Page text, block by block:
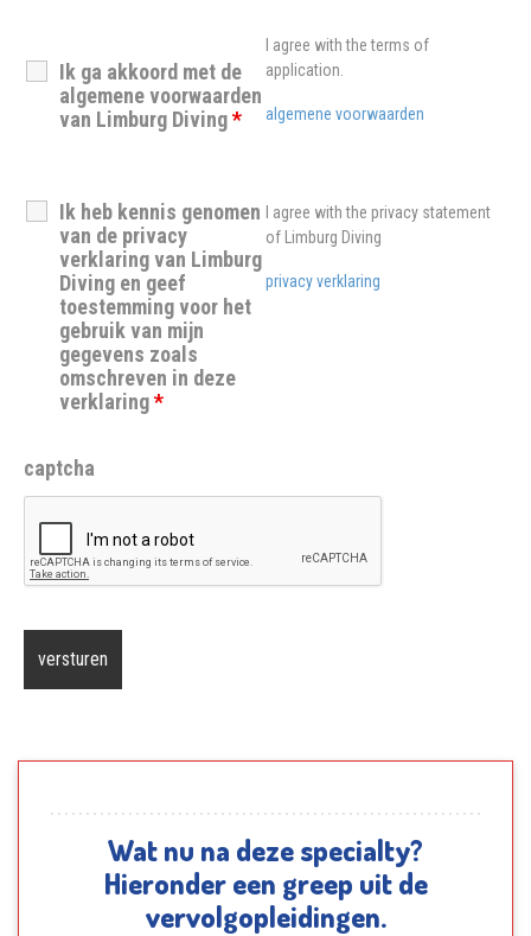
Ik ga akkoord met de
algemene voorwaarden
van Limburg Diving*
I agree with the terms of
application.
algemene voorwaarden
Ik heb kennis genomen
van de privacy
verklaring van Limburg
Diving en geef
toestemming voor het
gebruik van mijn
gegevens zoals
omschreven in deze
verklaring*
I agree with the privacy statement
of Limburg Diving
privacy verklaring
captcha
Wat nu na deze specialty?
Hieronder een greep uit de
vervolgopleidingen.